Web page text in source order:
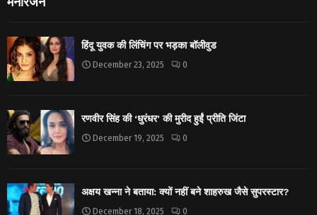
हिंदू युवक की लिंचिंग पर भड़का बॉलीवुड
December 23, 2025 0
रणवीर सिंह की ‘धुरंधर’ की मुरीद हुईं प्रीति जिंटा
December 19, 2025 0
अक्षय खन्ना ने बताया: क्यों नहीं बने शाहरुख जैसे सुपरस्टार?
December 18, 2025 0